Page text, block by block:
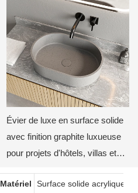
Évier de luxe en surface solide
avec finition graphite luxueuse
pour projets d'hôtels, villas et
Matériel
Surface solide acrylique /